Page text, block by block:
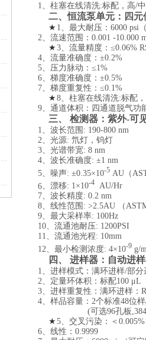
1、柱塞在线清洗:标配，高/
二、恒流泵单元：四元
★ 1、最大耐压：6000 psi（
2、流速范围：0.001 -10.000
★3、流量精度：≤0.06%
4、流量准确度：±0.2%
5、压力脉动：≤1%
6、梯度准确度：±0.5%
7、梯度重复性：≤0.1%
★8、柱塞在线清洗:标配
9、通道体积：四通道脱气功
三、 检测器：紫外-可
1、波长范围: 190-800 nm
2、光源: 氘灯，钨灯
3、光谱带宽: 8 nm
4、波长准确度: ±1 nm
5 、噪声: ±0.35×10-5 AU（
6、漂移: 1×10-4
AU/Hr
7、波长精度: 0.2 nm
8、线性范围: >2.5AU （
9、最大采样率: 100Hz
10、流通池耐压: 1200PSI
11、流通池光程: 10mm
12 、最小检测浓度: 4×10-9 g/
四、 进样器：自动进
1
、进样模式：满环进样/部
2 、定量环体积：标配100 μL
3 、进样重复性：满环进样：
4 、样品容量：2个标准48位
(可选96孔板
★5 、交叉污染：＜0.005%
6 、线性：0.9999